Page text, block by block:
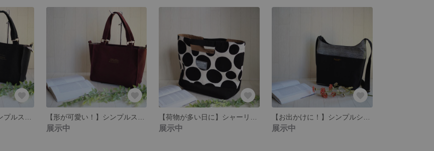
展示中 展示中 展示中